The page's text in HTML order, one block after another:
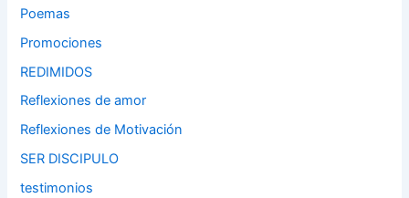
Poemas
Promociones
REDIMIDOS
Reflexiones de amor
Reflexiones de Motivación
SER DISCIPULO
testimonios